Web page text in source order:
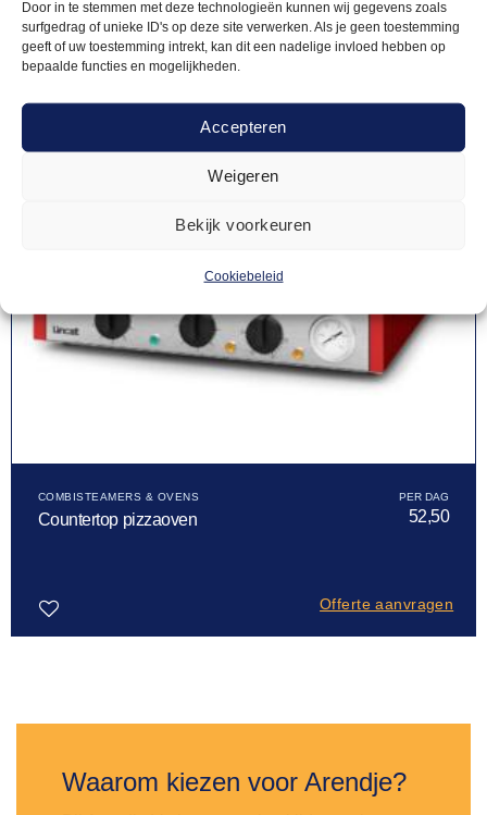
Door in te stemmen met deze technologieën kunnen wij gegevens zoals
surfgedrag of unieke ID's op deze site verwerken. Als je geen toestemming
geeft of uw toestemming intrekt, kan dit een nadelige invloed hebben op
bepaalde functies en mogelijkheden.
Accepteren
Weigeren
Bekijk voorkeuren
Cookiebeleid
COMBISTEAMERS & OVENS
Countertop pizzaoven 52,50
Offerte aanvragen
Waarom kiezen voor Arendje?